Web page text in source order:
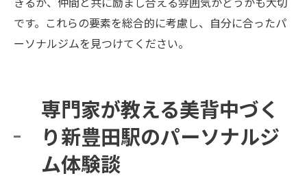
です。これらの要素を総合的に考慮し、自分に合ったパ
ーソナルジムを見つけてください。
専門家が教える美背中づく
り新豊田駅のパーソナルジ
ム体験談